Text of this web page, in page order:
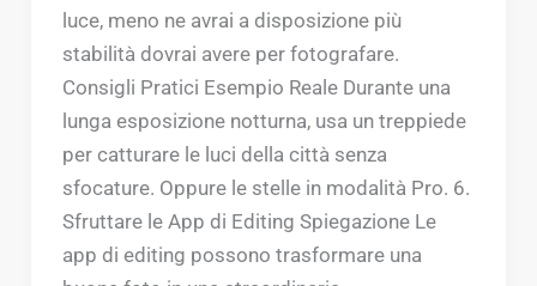
luce, meno ne avrai a disposizione più
stabilità dovrai avere per fotografare.
Consigli Pratici Esempio Reale Durante una
lunga esposizione notturna, usa un treppiede
per catturare le luci della città senza
sfocature. Oppure le stelle in modalità Pro. 6.
Sfruttare le App di Editing Spiegazione Le
app di editing possono trasformare una